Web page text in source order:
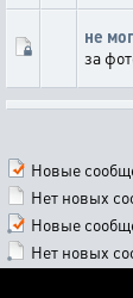
не
за
Новые
Нет новых
Новые
Нет новых